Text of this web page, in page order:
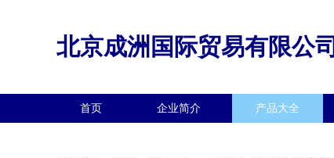
北京成洲国际贸易有限公司
首页 企业简介 产品大全